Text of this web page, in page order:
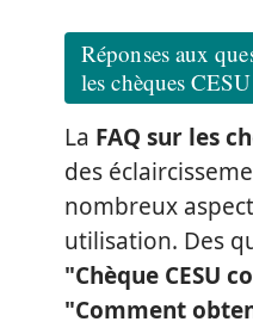
Réponses aux
les chèques CESU
La FAQ sur les
des
nombreux
utilisation. Des
"Chèque CESU
"Comment